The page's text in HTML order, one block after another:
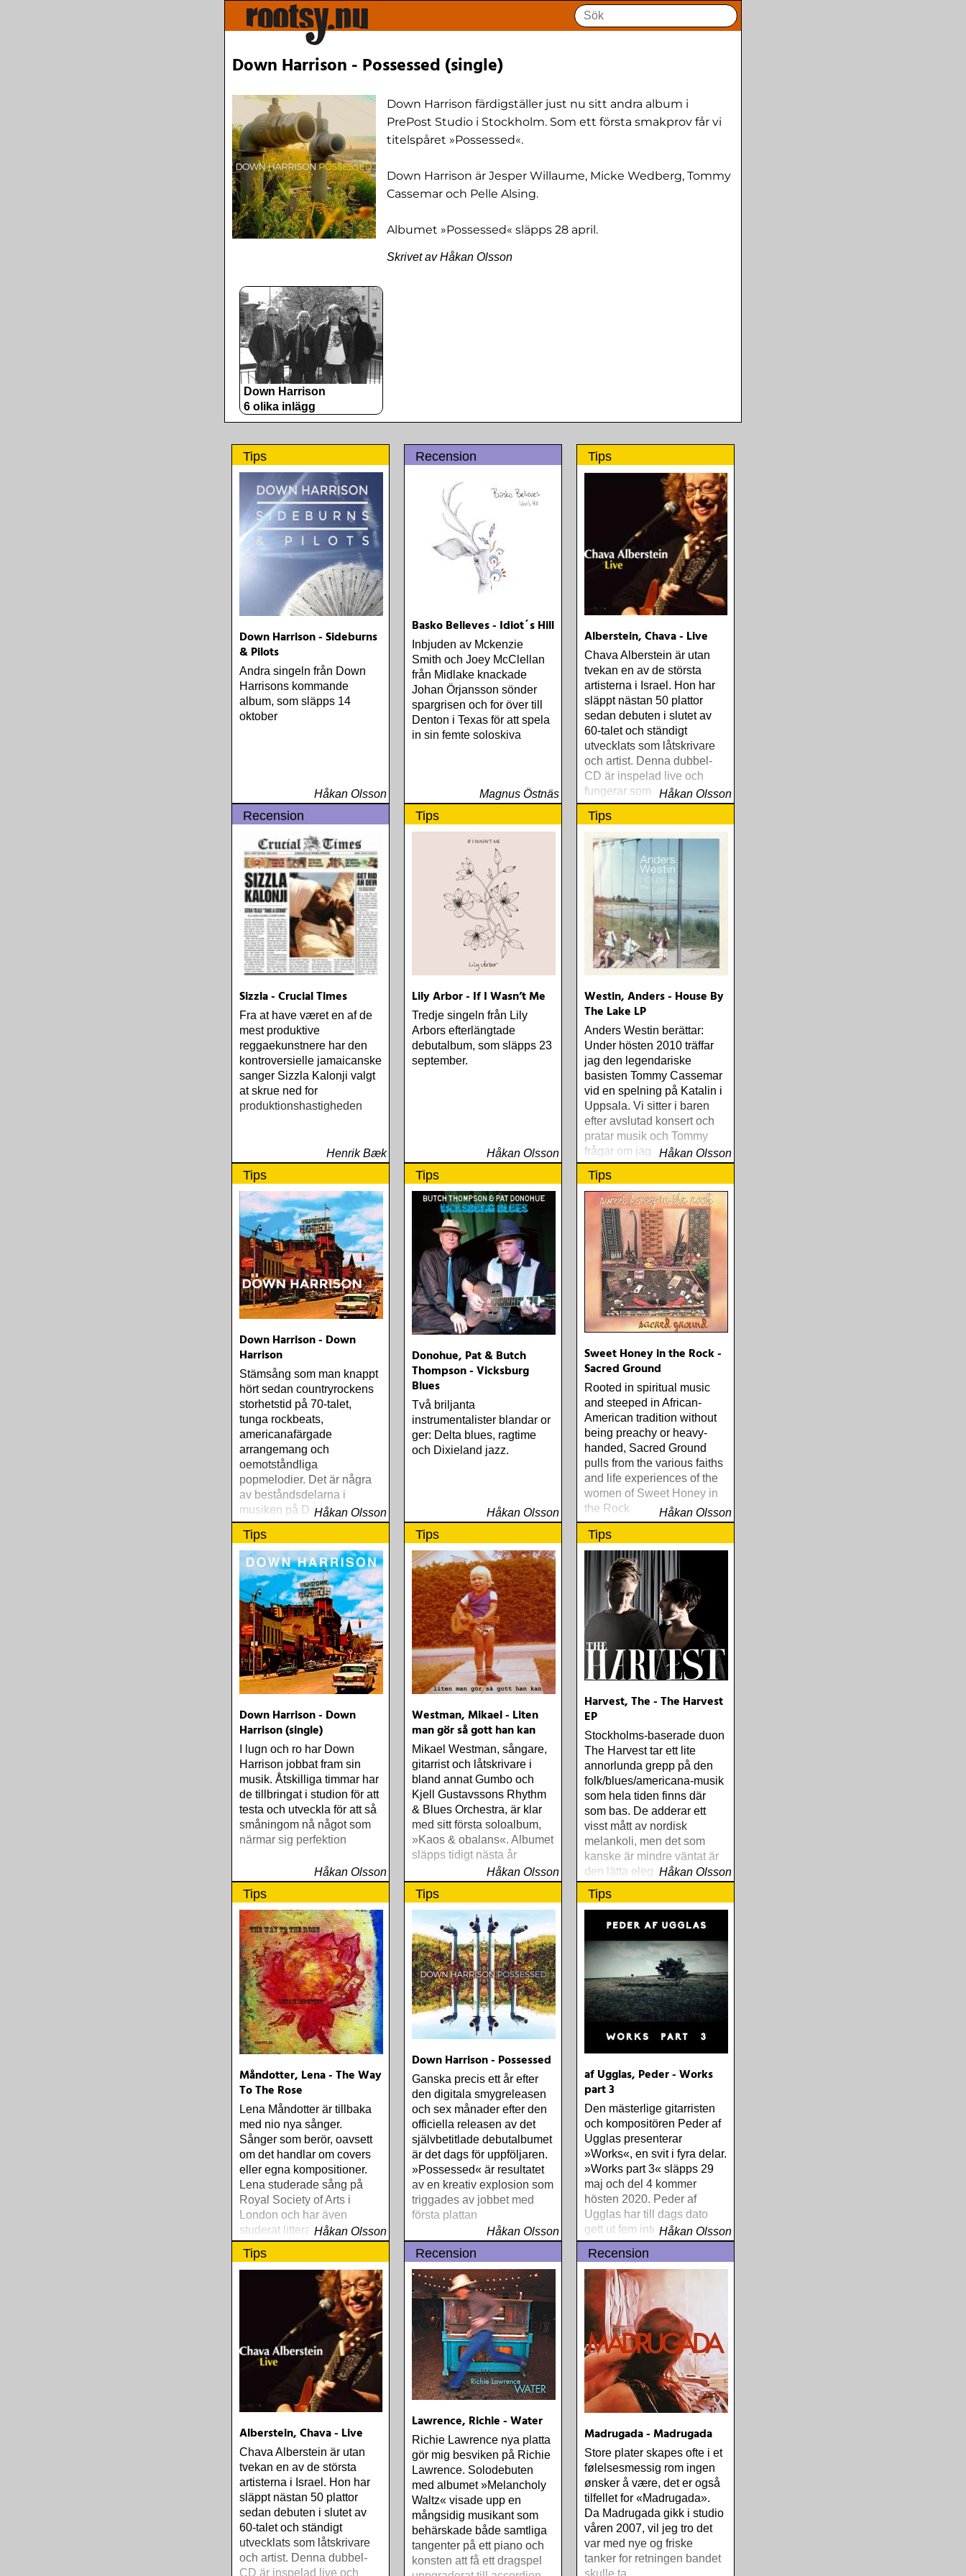
Down Harrison - Possessed (single)
Down Harrison färdigställer just nu sitt andra album i
PrePost Studio i Stockholm. Som ett första smakprov får vi
titelspåret »Possessed«.
Down Harrison är Jesper Willaume, Micke Wedberg, Tommy
Cassemar och Pelle Alsing.
Albumet »Possessed« släpps 28 april.
Skrivet av Håkan Olsson
Down Harrison
6 olika inlägg
Tips
Down Harrison - Sideburns
& Pilots
Andra singeln från Down
Harrisons kommande
album, som släpps 14
oktober
Håkan Olsson
Recension
Basko Believes - Idiot´s Hill
Inbjuden av Mckenzie
Smith och Joey McClellan
från Midlake knackade
Johan Örjansson sönder
spargrisen och for över till
Denton i Texas för att spela
in sin femte soloskiva
Magnus Östnäs
Tips
Alberstein, Chava - Live
Chava Alberstein är utan
tvekan en av de största
artisterna i Israel. Hon har
släppt nästan 50 plattor
sedan debuten i slutet av
60-talet och ständigt
utvecklats som låtskrivare
och artist. Denna dubbel-
CD är inspelad live och
fungerar som en utmärkt
introduktion till denna
världsartist.
Håkan Olsson
Recension
Sizzla - Crucial Times
Fra at have været en af de
mest produktive
reggaekunstnere har den
kontroversielle jamaicanske
sanger Sizzla Kalonji valgt
at skrue ned for
produktionshastigheden
Henrik Bæk
Tips
Lily Arbor - If I Wasn’t Me
Tredje singeln från Lily
Arbors efterlängtade
debutalbum, som släpps 23
september.
Håkan Olsson
Tips
Westin, Anders - House By
The Lake LP
Anders Westin berättar:
Under hösten 2010 träffar
jag den legendariske
basisten Tommy Cassemar
vid en spelning på Katalin i
Uppsala. Vi sitter i baren
efter avslutad konsert och
pratar musik och Tommy
frågar om jag spelar något
instrument
Håkan Olsson
Tips
Down Harrison - Down
Harrison
Stämsång som man knappt
hört sedan countryrockens
storhetstid på 70-talet,
tunga rockbeats,
americanafärgade
arrangemang och
oemotståndliga
popmelodier. Det är några
av beståndsdelarna i
musiken på Down
Harrisons självbetitlade
debutalbum
Håkan Olsson
Tips
Donohue, Pat & Butch
Thompson - Vicksburg
Blues
Två briljanta
instrumentalister blandar or
ger: Delta blues, ragtime
och Dixieland jazz.
Håkan Olsson
Tips
Sweet Honey in the Rock -
Sacred Ground
Rooted in spiritual music
and steeped in African-
American tradition without
being preachy or heavy-
handed, Sacred Ground
pulls from the various faiths
and life experiences of the
women of Sweet Honey in
the Rock
Håkan Olsson
Tips
Down Harrison - Down
Harrison (single)
I lugn och ro har Down
Harrison jobbat fram sin
musik. Åtskilliga timmar har
de tillbringat i studion för att
testa och utveckla för att så
småningom nå något som
närmar sig perfektion
Håkan Olsson
Tips
Westman, Mikael - Liten
man gör så gott han kan
Mikael Westman, sångare,
gitarrist och låtskrivare i
bland annat Gumbo och
Kjell Gustavssons Rhythm
& Blues Orchestra, är klar
med sitt första soloalbum,
»Kaos & obalans«. Albumet
släpps tidigt nästa år
Håkan Olsson
Tips
Harvest, The - The Harvest
EP
Stockholms-baserade duon
The Harvest tar ett lite
annorlunda grepp på den
folk/blues/americana-musik
som hela tiden finns där
som bas. De adderar ett
visst mått av nordisk
melankoli, men det som
kanske är mindre väntat är
den lätta elegans som
präglar musiken
Håkan Olsson
Tips
Måndotter, Lena - The Way
To The Rose
Lena Måndotter är tillbaka
med nio nya sånger.
Sånger som berör, oavsett
om det handlar om covers
eller egna kompositioner.
Lena studerade sång på
Royal Society of Arts i
London och har även
studerat litteraturdrama, film
och grekiska vid universitet
i Lund
Håkan Olsson
Tips
Down Harrison - Possessed
Ganska precis ett år efter
den digitala smygreleasen
och sex månader efter den
officiella releasen av det
självbetitlade debutalbumet
är det dags för uppföljaren.
»Possessed« är resultatet
av en kreativ explosion som
triggades av jobbet med
första plattan
Håkan Olsson
Tips
af Ugglas, Peder - Works
part 3
Den mästerlige gitarristen
och kompositören Peder af
Ugglas presenterar
»Works«, en svit i fyra delar.
»Works part 3« släpps 29
maj och del 4 kommer
hösten 2020. Peder af
Ugglas har till dags dato
gett ut fem internationellt
hyllade soloalbum
Håkan Olsson
Tips
Alberstein, Chava - Live
Chava Alberstein är utan
tvekan en av de största
artisterna i Israel. Hon har
släppt nästan 50 plattor
sedan debuten i slutet av
60-talet och ständigt
utvecklats som låtskrivare
och artist. Denna dubbel-
CD är inspelad live och
Recension
Lawrence, Richie - Water
Richie Lawrence nya platta
gör mig besviken på Richie
Lawrence. Solodebuten
med albumet »Melancholy
Waltz« visade upp en
mångsidig musikant som
behärskade både samtliga
tangenter på ett piano och
konsten att få ett dragspel
Recension
Madrugada - Madrugada
Store plater skapes ofte i et
følelsesmessig rom ingen
ønsker å være, det er også
tilfellet for «Madrugada».
Da Madrugada gikk i studio
våren 2007, vil jeg tro det
var med nye og friske
tanker for retningen bandet
skulle ta